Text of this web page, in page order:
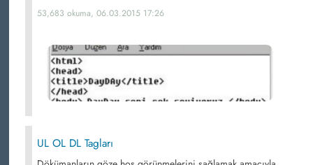
53,683 okuma, 06.03.2015 17:26
UL OL DL Tagları